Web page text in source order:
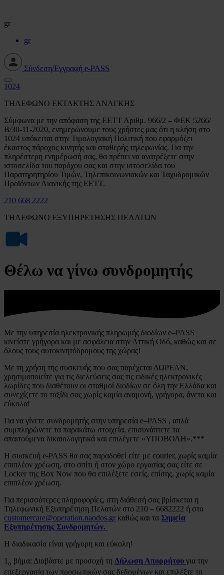
gr
gr
Σύνδεση/Εγγραφή e-PASS
1024
ΤΗΛΕΦΩΝΟ ΕΚΤΑΚΤΗΣ ΑΝΑΓΚΗΣ
Σύμφωνα με την απόφαση της ΕΕΤΤ Αριθμ. 966/2 – ΦΕΚ 5266/
Β/30-11-2020, ενημερώνουμε τους χρήστες μας ότι η κλήση στο
1024 υπόκειται στην Τιμολογιακή Πολιτική που εφαρμόζει
έκαστος πάροχος κινητής και σταθερής τηλεφωνίας. Για την
πληρέστερη ενημέρωσή σας, θα πρέπει να ανατρέξετε στην
ιστοσελίδα του παρόχου σας και στην ιστοσελίδα του
Παρατηρητηρίου Τιμών, Τηλεπικοινωνιακών και Ταχυδρομικών
Προϊόντων Λιανικής της ΕΕΤΤ.
210 668 2222
ΤΗΛΕΦΩΝΟ ΕΞΥΠΗΡΕΤΗΣΗΣ ΠΕΛΑΤΩΝ
Θέλω να γίνω συνδρομητής
Με την υπηρεσία ηλεκτρονικής πληρωμής διοδίων e–PASS
κινείστε γρήγορα και με ασφάλεια στην Αττική Οδό, καθώς και σε
όλους τους αυτοκινητόδρομους της χώρας!
Με τη χρήση της συσκευής που σας παρέχεται ΔΩΡΕΑΝ,
χρησιμοποιείτε για τις διελεύσεις σας τις ειδικές ηλεκτρονικές
λωρίδες που διαθέτουν οι σταθμοί διοδίων σε όλη την Ελλάδα και
συνεχίζετε το ταξίδι σας χωρίς καμία αναμονή, γρήγορα, άνετα και
εύκολα!
Για να γίνετε συνδρομητής στην υπηρεσία e–PASS , απλά
συμπληρώνετε τα παρακάτω στοιχεία, επισυνάπτετε τα
απαιτούμενα δικαιολογητικά και επιλέγετε «ΥΠΟΒΟΛΗ».***
Η συσκευή e-PASS θα σας παραδοθεί είτε με courier, χωρίς καμία
επιπλέον χρέωση, στο σπίτι ή στον χώρο εργασίας σας είτε σε
Locker της Box Now που θα επιλέξετε εσείς, επίσης, χωρίς καμία
επιπλέον χρέωση.
Για περισσότερες πληροφορίες, στη διάθεσή σας βρίσκεται η
Τηλεφωνική Εξυπηρέτηση Πελατών στο 210 – 6682222 ή στο
customercare@operation.naodos.gr καθώς και τα Σημεία
Εξυπηρέτησης Συνδρομητών.
Η διαδικασία είναι γρήγορη και εύκολη!
1 ο βήμα: Διαβάστε με προσοχή τη Δήλωση Απορρήτου για την
επεξεργασία των προσωπικών σας δεδομένων και επιλέξτε το